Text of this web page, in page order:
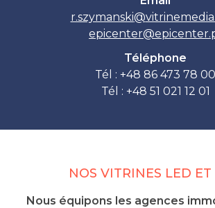
r.szymanski@
epicenter@
Téléphone
Tél : +48 86 473 78 00
Tél : +48 51 021 12 01
NOS VITRINES LED ET
Nous équipons les agences